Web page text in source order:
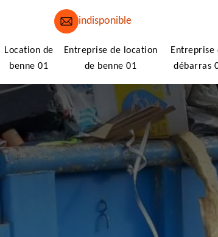
indisponible
Location de
benne 01
Entreprise de location
de benne 01
Entreprise
débarras